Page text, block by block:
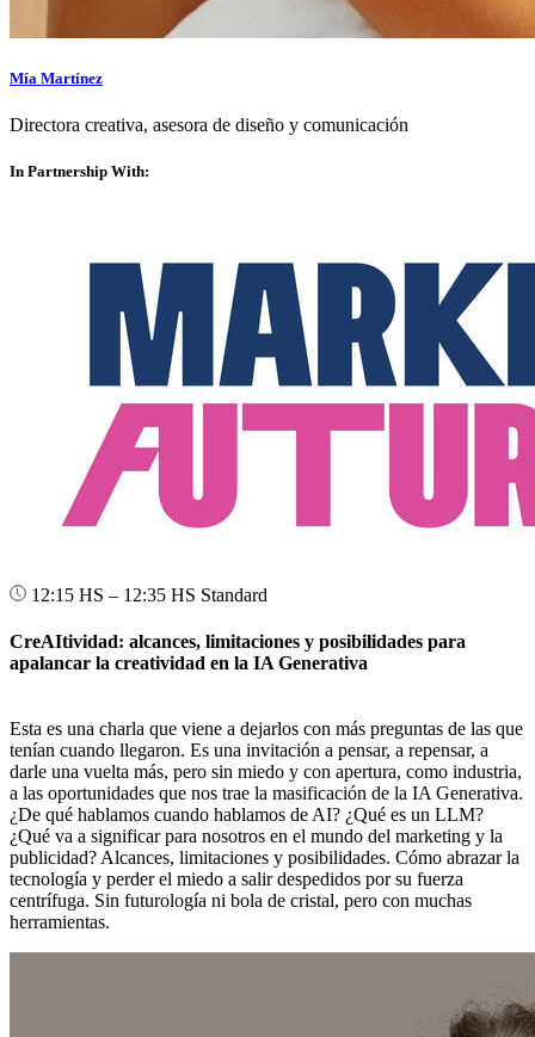
Mía Martínez
Directora creativa, asesora de diseño y comunicación
In Partnership With:
12:15 HS – 12:35 HS Standard
CreAItividad: alcances, limitaciones y posibilidades para
apalancar la creatividad en la IA Generativa
Esta es una charla que viene a dejarlos con más preguntas de las que
tenían cuando llegaron. Es una invitación a pensar, a repensar, a
darle una vuelta más, pero sin miedo y con apertura, como industria,
a las oportunidades que nos trae la masificación de la IA Generativa.
¿De qué hablamos cuando hablamos de AI? ¿Qué es un LLM?
¿Qué va a significar para nosotros en el mundo del marketing y la
publicidad? Alcances, limitaciones y posibilidades. Cómo abrazar la
tecnología y perder el miedo a salir despedidos por su fuerza
centrífuga. Sin futurología ni bola de cristal, pero con muchas
herramientas.